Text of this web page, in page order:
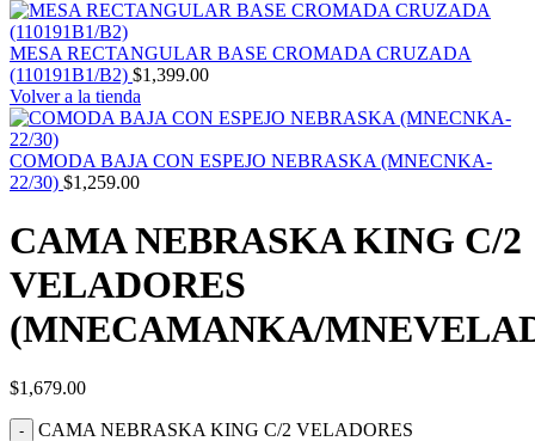
MESA RECTANGULAR BASE CROMADA CRUZADA
(110191B1/B2) $1,399.00
Volver a la tienda
COMODA BAJA CON ESPEJO NEBRASKA (MNECNKA-
22/30) $1,259.00
CAMA NEBRASKA KING C/2
VELADORES
(MNECAMANKA/
$1,679.00
CAMA NEBRASKA KING C/2 VELADORES